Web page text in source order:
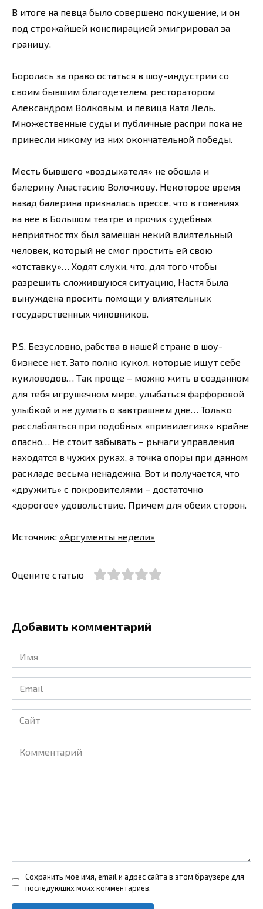
В итоге на певца было совершено покушение, и он
под строжайшей конспирацией эмигрировал за
границу.
Боролась за право остаться в шоу-индустрии со
своим бывшим благодетелем, ресторатором
Александром Волковым, и певица Катя Лель.
Множественные суды и публичные распри пока не
принесли никому из них окончательной победы.
Месть бывшего «воздыхателя» не обошла и
балерину Анастасию Волочкову. Некоторое время
назад балерина призналась прессе, что в гонениях
на нее в Большом театре и прочих судебных
неприятностях был замешан некий влиятельный
человек, который не смог простить ей свою
«отставку»… Ходят слухи, что, для того чтобы
разрешить сложившуюся ситуацию, Настя была
вынуждена просить помощи у влиятельных
государственных чиновников.
P.S. Безусловно, рабства в нашей стране в шоу-
бизнесе нет. Зато полно кукол, которые ищут себе
кукловодов… Так проще – можно жить в созданном
для тебя игрушечном мире, улыбаться фарфоровой
улыбкой и не думать о завтрашнем дне… Только
расслабляться при подобных «привилегиях» крайне
опасно… Не стоит забывать – рычаги управления
находятся в чужих руках, а точка опоры при данном
раскладе весьма ненадежна. Вот и получается, что
«дружить» с покровителями – достаточно
«дорогое» удовольствие. Причем для обеих сторон.
Источник: «Аргументы недели»
Оцените статью
Добавить комментарий
Имя
*
Email
*
Сайт
Комментарий
Сохранить моё имя, email и адрес сайта в этом браузере для
последующих моих комментариев.